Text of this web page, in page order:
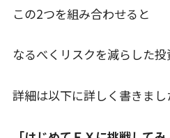
この2つを組み合わせると
なるべくリスクを減らした
詳細は以下に詳しく書きまし